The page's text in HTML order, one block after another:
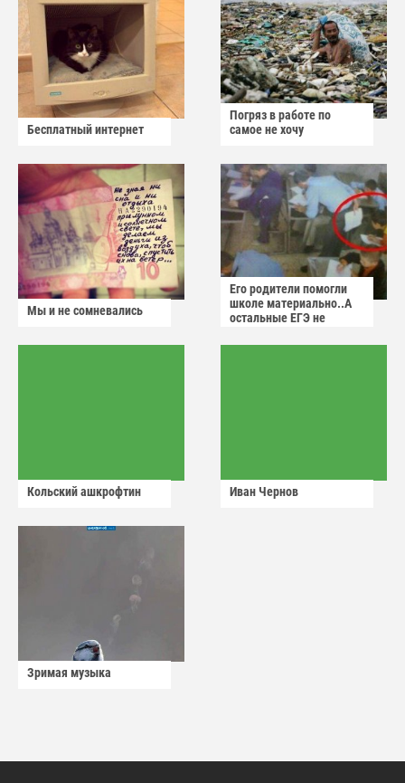
Бесплатный интернет
Погряз в работе по
самое не хочу
Мы и не сомневались
Его родители помогли
школе материально..А
остальные ЕГЭ не
Кольский ашкрофтин Иван Чернов
Зримая музыка